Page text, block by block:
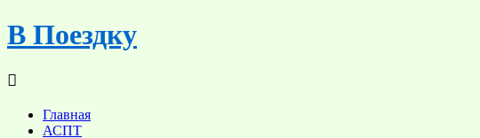
Skip
to
В Поездку
Главная
АСПТ